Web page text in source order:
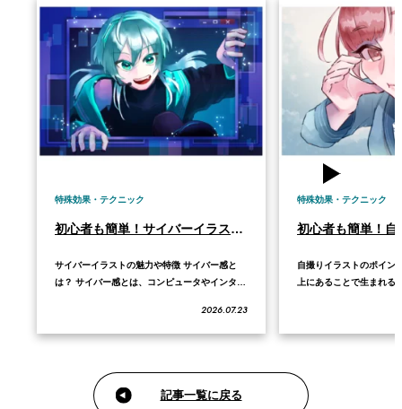
特殊効果・テクニック
初心者も簡単！サイバーイラストの描き方
サイバーイラストの魅力や特徴 サイバー感と
は？ サイバー感とは、コンピュータやインター
の世界観の中でも、機械と光、デジタルの情報
2026.07.23
特殊効果・テクニック
自撮りイラストのポイン
上にあることで生まれる
方、顔周りの線を太くし
らしさを…
記事一覧に戻る